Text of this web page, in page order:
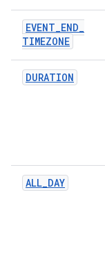
EVENT_END_
TIMEZONE
DURATION
ALL_DAY